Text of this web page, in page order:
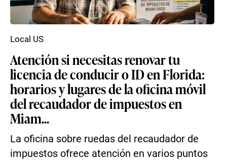
Atención si necesitas renovar tu
licencia de conducir o ID en Florida:
horarios y lugares de la oficina móvil
del recaudador de impuestos en
Miam...
La oficina sobre ruedas del recaudador de
impuestos ofrece atención en varios puntos
Local US